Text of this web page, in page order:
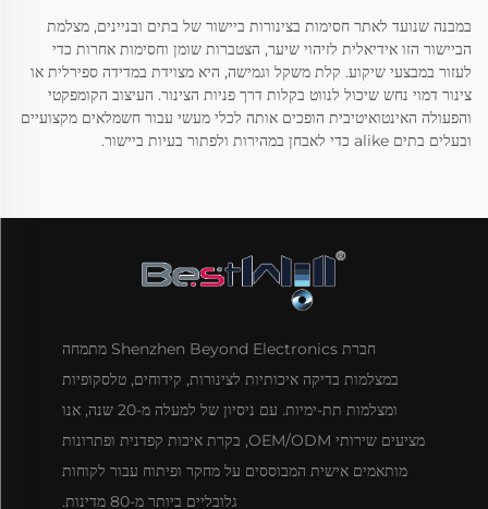
במבנה שנועד לאתר חסימות בצינורות ביישור של בתים ובניינים, מצלמת
הביישור הזו אידיאלית לזיהוי שיער, הצטברות שומן וחסימות אחרות כדי
לעזור במבצעי שיקוע. קלת משקל וגמישה, היא מצוידת במדידה ספירלית או
צינור דמוי נחש שיכול לנווט בקלות דרך פניות הצינור. העיצוב הקומפקטי
והפעולה האינטואיטיבית הופכים אותה לכלי מעשי עבור חשמלאים מקצועיים
ובעלים בתים alike כדי לאבחן במהירות ולפתור בעיות ביישור.
חברת Shenzhen Beyond Electronics מתמחה
במצלמות בדיקה איכותיות לצינורות, קידוחים, טלסקופיות
ומצלמות תת-ימיות. עם ניסיון של למעלה מ-20 שנה, אנו
מציעים שירותי OEM/ODM, בקרת איכות קפדנית ופתרונות
מותאמים אישית המבוססים על מחקר ופיתוח עבור לקוחות
גלובליים ביותר מ-80 מדינות.